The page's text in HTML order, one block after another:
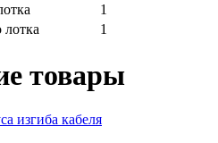
1
1
товары